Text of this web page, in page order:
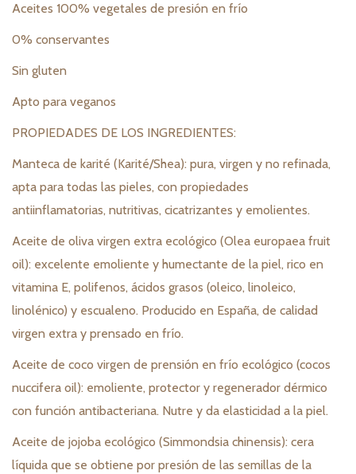
Aceites 100% vegetales de presión en frío
0% conservantes
Sin gluten
Apto para veganos
PROPIEDADES DE LOS INGREDIENTES:
Manteca de karité (Karité/Shea): pura, virgen y no refinada,
apta para todas las pieles, con propiedades
antiinflamatorias, nutritivas, cicatrizantes y emolientes.
Aceite de oliva virgen extra ecológico (Olea europaea fruit
oil): excelente emoliente y humectante de la piel, rico en
vitamina E, polifenos, ácidos grasos (oleico, linoleico,
linolénico) y escualeno. Producido en España, de calidad
virgen extra y prensado en frío.
Aceite de coco virgen de prensión en frío ecológico (cocos
nuccifera oil): emoliente, protector y regenerador dérmico
con función antibacteriana. Nutre y da elasticidad a la piel.
Aceite de jojoba ecológico (Simmondsia chinensis): cera
líquida que se obtiene por presión de las semillas de la